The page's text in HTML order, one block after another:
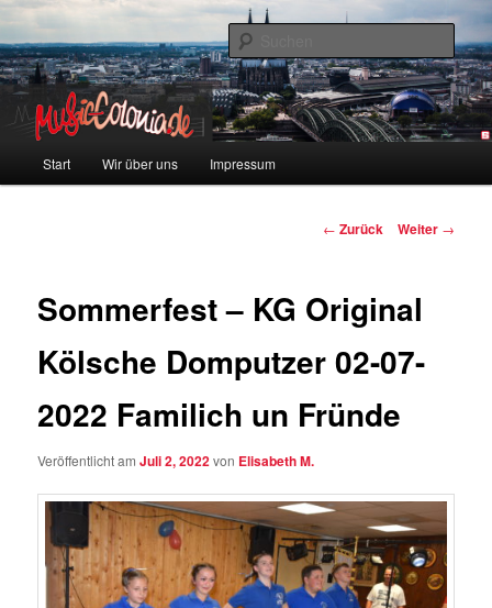
Zum
wechseln
music-colonia
Colonia und Musik!
Start Wir über uns Impressum
Beitragsnavigation
← Zurück Weiter →
Sommerfest – KG Original
Kölsche Domputzer 02-07-
2022 Familich un Fründe
Veröffentlicht amJuli 2, 2022von Elisabeth M.